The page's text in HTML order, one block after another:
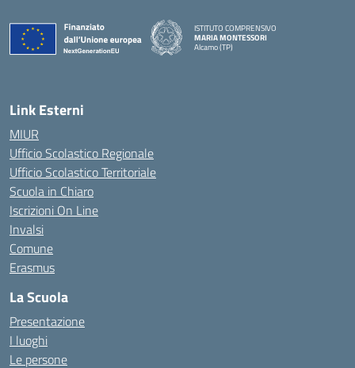
ISTITUTO COMPRENSIVO
MARIA MONTESSORI
Alcamo (TP)
Link Esterni
MIUR
Ufficio Scolastico Regionale
Ufficio Scolastico Territoriale
Scuola in Chiaro
Iscrizioni On Line
Invalsi
Comune
Erasmus
La Scuola
Presentazione
I luoghi
Le persone